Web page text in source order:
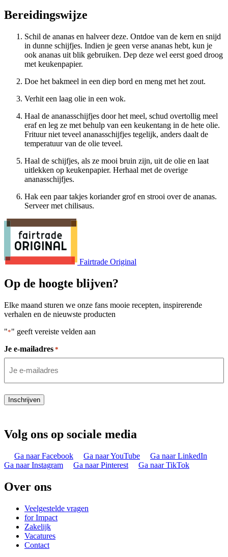
Bereidingswijze
Schil de ananas en halveer deze. Ontdoe van de kern en snijd
in dunne schijfjes. Indien je geen verse ananas hebt, kun je
ook ananas uit blik gebruiken. Dep deze wel eerst goed droog
met keukenpapier.
Doe het bakmeel in een diep bord en meng met het zout.
Verhit een laag olie in een wok.
Haal de ananasschijfjes door het meel, schud overtollig meel
eraf en leg ze met behulp van een keukentang in de hete olie.
Frituur niet teveel ananasschijfjes tegelijk, anders daalt de
temperatuur van de olie teveel.
Haal de schijfjes, als ze mooi bruin zijn, uit de olie en laat
uitlekken op keukenpapier. Herhaal met de overige
ananasschijfjes.
Hak een paar takjes koriander grof en strooi over de ananas.
Serveer met chilisaus.
Fairtrade Original
Op de hoogte blijven?
Elke maand sturen we onze fans mooie recepten, inspirerende
verhalen en de nieuwste producten
"*" geeft vereiste velden aan
Je e-mailadres *
Inschrijven
Volg ons op sociale media
Ga naar Facebook Ga naar YouTube
Ga naar LinkedIn
Ga naar Instagram
Ga naar Pinterest Ga naar TikTok
Over ons
Veelgestelde vragen
for Impact
Zakelijk
Vacatures
Contact